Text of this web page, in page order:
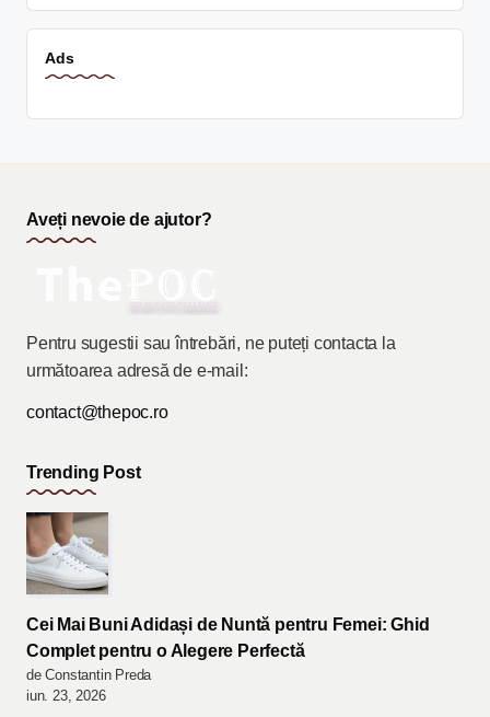
Ads
Aveți nevoie de ajutor?
Pentru sugestii sau întrebări, ne puteți contacta la
următoarea adresă de e-mail:
contact@thepoc.ro
Trending Post
Cei Mai Buni Adidași de Nuntă pentru Femei: Ghid
Complet pentru o Alegere Perfectă
de Constantin Preda
iun. 23, 2026